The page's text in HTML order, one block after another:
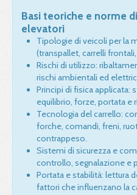
Basi teoriche e norme
elevatori
Tipologie di veicoli per la
(transpallet, carrelli frontali,
Rischi di utilizzo:
rischi ambientali ed
Principi di fisica applicata:
equilibrio, forze, portata e
Tecnologia del carrello:
forche, comandi, freni,
contrappeso.
Sistemi di sicurezza e
controllo, segnalazione e
Portata e stabilità: lettura
fattori che influenzano la